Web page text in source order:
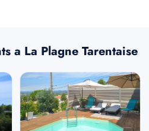
a La Plagne Tarentaise